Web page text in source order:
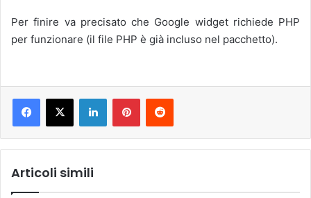
Per finire va precisato che Google widget richiede PHP
per funzionare (il file PHP è già incluso nel pacchetto).
LinkedInPinterestReddit
Articoli simili